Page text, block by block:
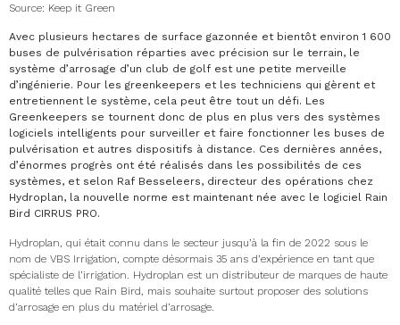
Source: Keep it Green
Avec plusieurs hectares de surface gazonnée et bientôt environ 1 600
buses de pulvérisation réparties avec précision sur le terrain, le
système d’arrosage d’un club de golf est une petite merveille
d’ingénierie. Pour les greenkeepers et les techniciens qui gèrent et
entretiennent le système, cela peut être tout un défi. Les
Greenkeepers se tournent donc de plus en plus vers des systèmes
logiciels intelligents pour surveiller et faire fonctionner les buses de
pulvérisation et autres dispositifs à distance. Ces dernières années,
d’énormes progrès ont été réalisés dans les possibilités de ces
systèmes, et selon Raf Besseleers, directeur des opérations chez
Hydroplan, la nouvelle norme est maintenant née avec le logiciel Rain
Bird CIRRUS PRO.
Hydroplan, qui était connu dans le secteur jusqu’à la fin de 2022 sous le
nom de VBS Irrigation, compte désormais 35 ans d’expérience en tant que
spécialiste de l’irrigation. Hydroplan est un distributeur de marques de haute
qualité telles que Rain Bird, mais souhaite surtout proposer des solutions
d’arrosage en plus du matériel d’arrosage.